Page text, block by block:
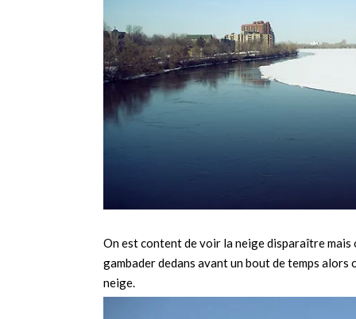
On est content de voir la neige disparaître mais
gambader dedans avant un bout de temps
neige.